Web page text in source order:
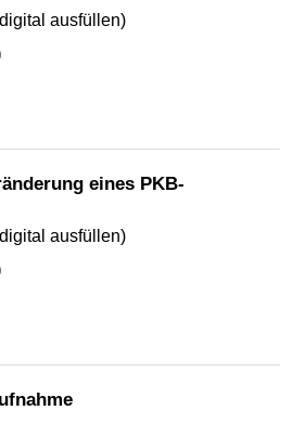
ausfüllen)
eines PKB-
ausfüllen)